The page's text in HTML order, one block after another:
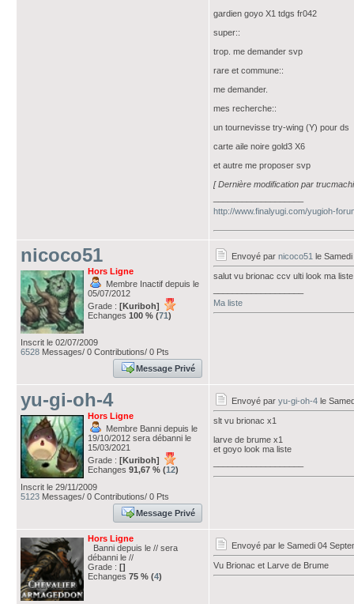
gardien goyo X1 tdgs fr042
super::
trop. me demander svp
rare et commune::
me demander.
mes recherche::
un tournevisse try-wing (Y) pour ds
carte aile noire gold3 X6
et autre me proposer svp
[ Dernière modification par
http://www.finalyugi.com/yugioh-
nicoco51
Hors Ligne
Membre Inactif depuis le
05/07/2012
Grade : [Kuriboh]
Echanges 100 % (71)
Inscrit le 02/07/2009
6528 Messages/ 0 Contributions/ 0 Pts
Message Privé
Envoyé par nicoco51 le
salut vu brionac ccv ulti look ma
Ma liste
yu-gi-oh-4
Hors Ligne
Membre Banni depuis le
19/10/2012 sera débanni le
15/03/2021
Grade : [Kuriboh]
Echanges 91,67 % (12)
Inscrit le 29/11/2009
5123 Messages/ 0 Contributions/ 0 Pts
Message Privé
Envoyé par yu-gi-oh-4 le
slt vu brionac x1
larve de brume x1
et goyo look ma liste
Hors Ligne
Banni depuis le // sera
débanni le //
Grade : []
Echanges 75 % (4)
Envoyé par le Samedi 04
Vu Brionac et Larve de Brume